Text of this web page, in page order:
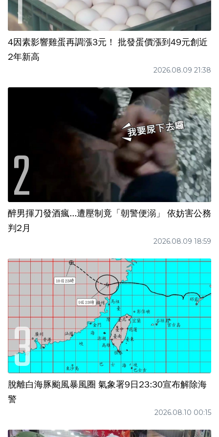
4因素影響雞蛋再調漲3元！ 批發蛋價漲到49元創近
2年新高
2026.08.09 21:38
醉男揮刀發酒瘋...遭壓制竟「朝警便溺」 依妨害公務
判2月
2026.08.09 18:59
脫離白海豚颱風暴風圈 氣象署9日23:30宣布解除海
警
2026.08.10 00:15